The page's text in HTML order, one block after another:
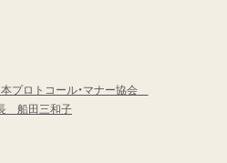
本プロトコール・マナー協会
船田三和子